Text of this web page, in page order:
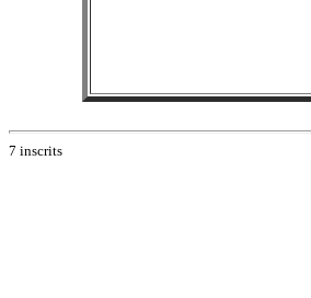
7 inscrits